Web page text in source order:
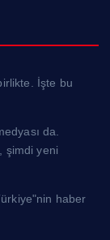
İşte bu
da.
şimdi yeni
haber